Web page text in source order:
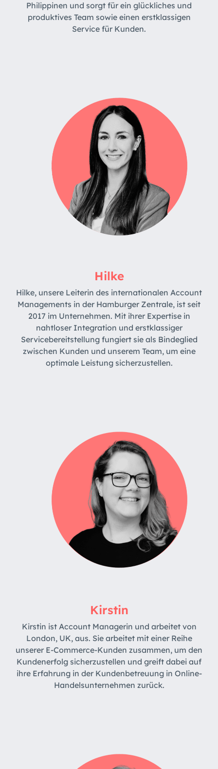
Philippinen und sorgt für ein glückliches und
produktives Team sowie einen erstklassigen
Service für Kunden.
Hilke
Hilke, unsere Leiterin des internationalen Account
Managements in der Hamburger Zentrale, ist seit
2017 im Unternehmen. Mit ihrer Expertise in
nahtloser Integration und erstklassiger
Servicebereitstellung fungiert sie als Bindeglied
zwischen Kunden und unserem Team, um eine
optimale Leistung sicherzustellen.
Kirstin
Kirstin ist Account Managerin und arbeitet von
London, UK, aus. Sie arbeitet mit einer Reihe
unserer E-Commerce-Kunden zusammen, um den
Kundenerfolg sicherzustellen und greift dabei auf
ihre Erfahrung in der Kundenbetreuung in Online-
Handelsunternehmen zurück.